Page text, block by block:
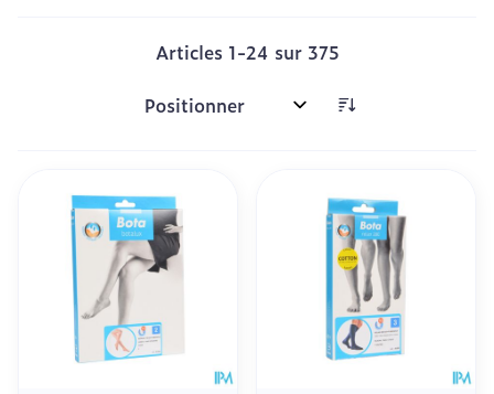
Articles 1-24 sur 375
Trier par: